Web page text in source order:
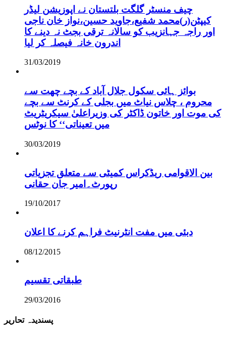
چیف منسٹر گلگت بلتستان نے اپوزیشن لیڈر
کیپٹن(ر)محمد شفیع،جاوید حسین،نواز خان ناجی
اور راجہ جہانزیب کو سالانہ ترقی بجٹ نہ دینے کا
اندرون خانہ فیصلہ کر لیا
31/03/2019
بوائز ہائی سکول جلال آباد کے بچے چھت سے
محروم ، چلاس نیاٹ میں بجلی کے کرنٹ سے بچے
کی موت اور خاتون ڈاکٹر کی وزیراعلیٰ سیکریٹریٹ
میں تعیناتی‘‘ کا نوٹس
30/03/2019
بین الاقوامی ریڈکراس کمیٹی سے متعلق تجزیاتی
رپورٹ۔امیر جان حقانی
19/10/2017
دبئی میں مفت انٹرنیٹ فراہم کرنے کا اعلان
08/12/2015
طبقاتی تقسیم
29/03/2016
پسندیدہ تحاریر